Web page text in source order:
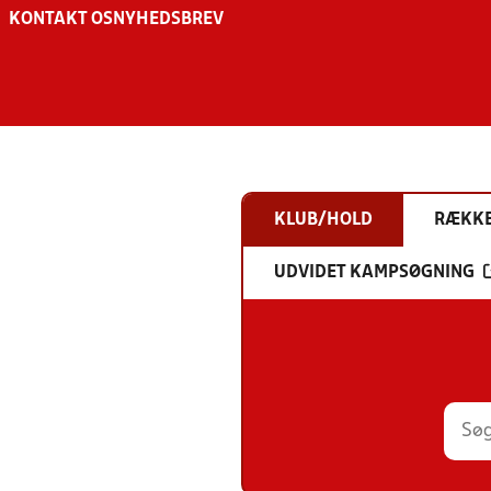
KONTAKT OS NYHEDSBREV
KLUB/HOLD
UDVIDET KAMPSØGNING